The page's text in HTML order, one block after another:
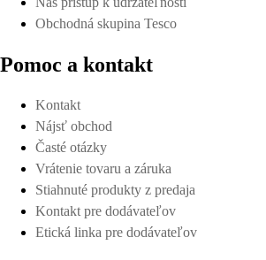
Obchodná skupina Tesco
Pomoc a kontakt
Kontakt
Nájsť obchod
Časté otázky
Vrátenie tovaru a záruka
Stiahnuté produkty z predaja
Kontakt pre dodávateľov
Etická linka pre dodávateľov